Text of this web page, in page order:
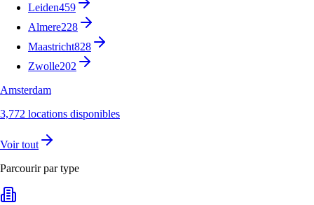
Leiden459
Almere228
Maastricht828
Zwolle202
Amsterdam
3,772 locations disponibles
Voir tout
Parcourir par type